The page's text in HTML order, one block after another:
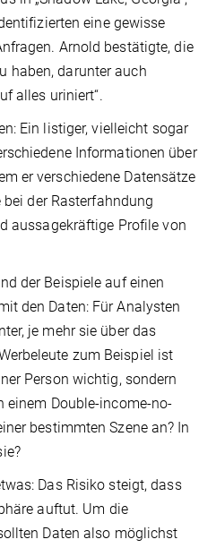
eine gewisse
Arnold bestätigte, die
haben, darunter auch
alles uriniert“.
Ein listiger, vielleicht sogar
Informationen über
er verschiedene Datensätze
der Rasterfahndung
aussagekräftige Profile von
der Beispiele auf einen
den Daten: Für Analysten
je mehr sie über das
zum Beispiel ist
Person wichtig, sondern
einem Double-income-no-
bestimmten Szene an? In
Das Risiko steigt, dass
auftut. Um die
Daten also möglichst